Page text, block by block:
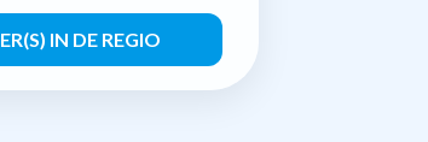
IN DE REGIO